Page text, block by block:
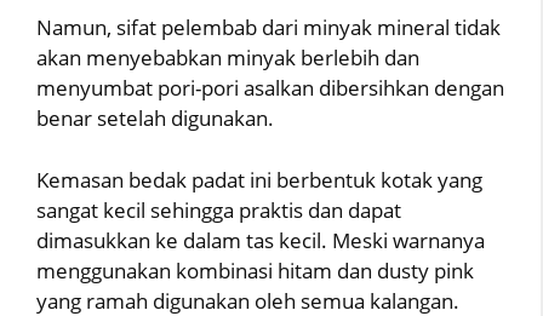
Namun, sifat pelembab dari minyak mineral tidak
akan menyebabkan minyak berlebih dan
menyumbat pori-pori asalkan dibersihkan dengan
benar setelah digunakan.
Kemasan bedak padat ini berbentuk kotak yang
sangat kecil sehingga praktis dan dapat
dimasukkan ke dalam tas kecil. Meski warnanya
menggunakan kombinasi hitam dan dusty pink
yang ramah digunakan oleh semua kalangan.